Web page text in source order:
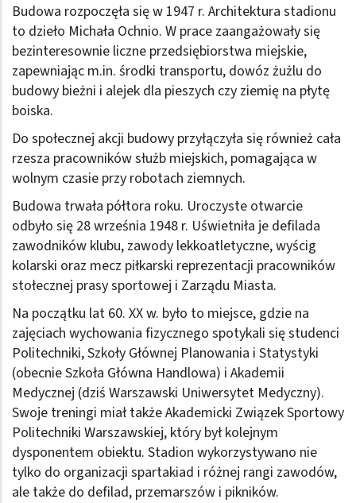
Budowa rozpoczęła się w 1947 r. Architektura stadionu
to dzieło Michała Ochnio. W prace zaangażowały się
bezinteresownie liczne przedsiębiorstwa miejskie,
zapewniając m.in. środki transportu, dowóz żużlu do
budowy bieżni i alejek dla pieszych czy ziemię na płytę
boiska.
Do społecznej akcji budowy przyłączyła się również cała
rzesza pracowników służb miejskich, pomagająca w
wolnym czasie przy robotach ziemnych.
Budowa trwała półtora roku. Uroczyste otwarcie
odbyło się 28 września 1948 r. Uświetniła je defilada
zawodników klubu, zawody lekkoatletyczne, wyścig
kolarski oraz mecz piłkarski reprezentacji pracowników
stołecznej prasy sportowej i Zarządu Miasta.
Na początku lat 60. XX w. było to miejsce, gdzie na
zajęciach wychowania fizycznego spotykali się studenci
Politechniki, Szkoły Głównej Planowania i Statystyki
(obecnie Szkoła Główna Handlowa) i Akademii
Medycznej (dziś Warszawski Uniwersytet Medyczny).
Swoje treningi miał także Akademicki Związek Sportowy
Politechniki Warszawskiej, który był kolejnym
dysponentem obiektu. Stadion wykorzystywano nie
tylko do organizacji spartakiad i różnej rangi zawodów,
ale także do defilad, przemarszów i pikników.